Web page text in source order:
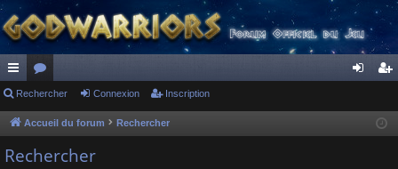
ac
co
ur
or
u
m
cri
Rechercher Connexion Inscription
Accueil du forum Rechercher
Rechercher